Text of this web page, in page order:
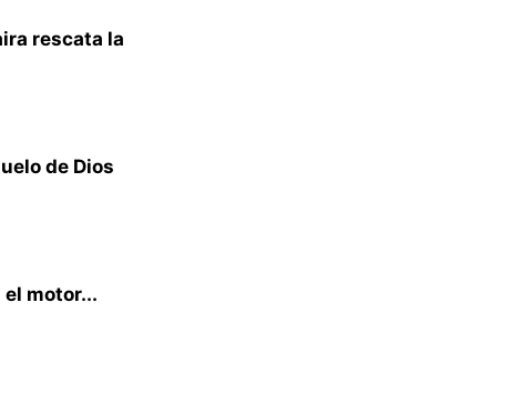
rescata la
de Dios
motor...